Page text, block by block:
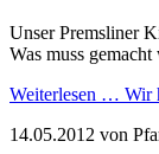
Unser Premsliner
Was muss gemacht
Weiterlesen … Wir
14.05.2012 von